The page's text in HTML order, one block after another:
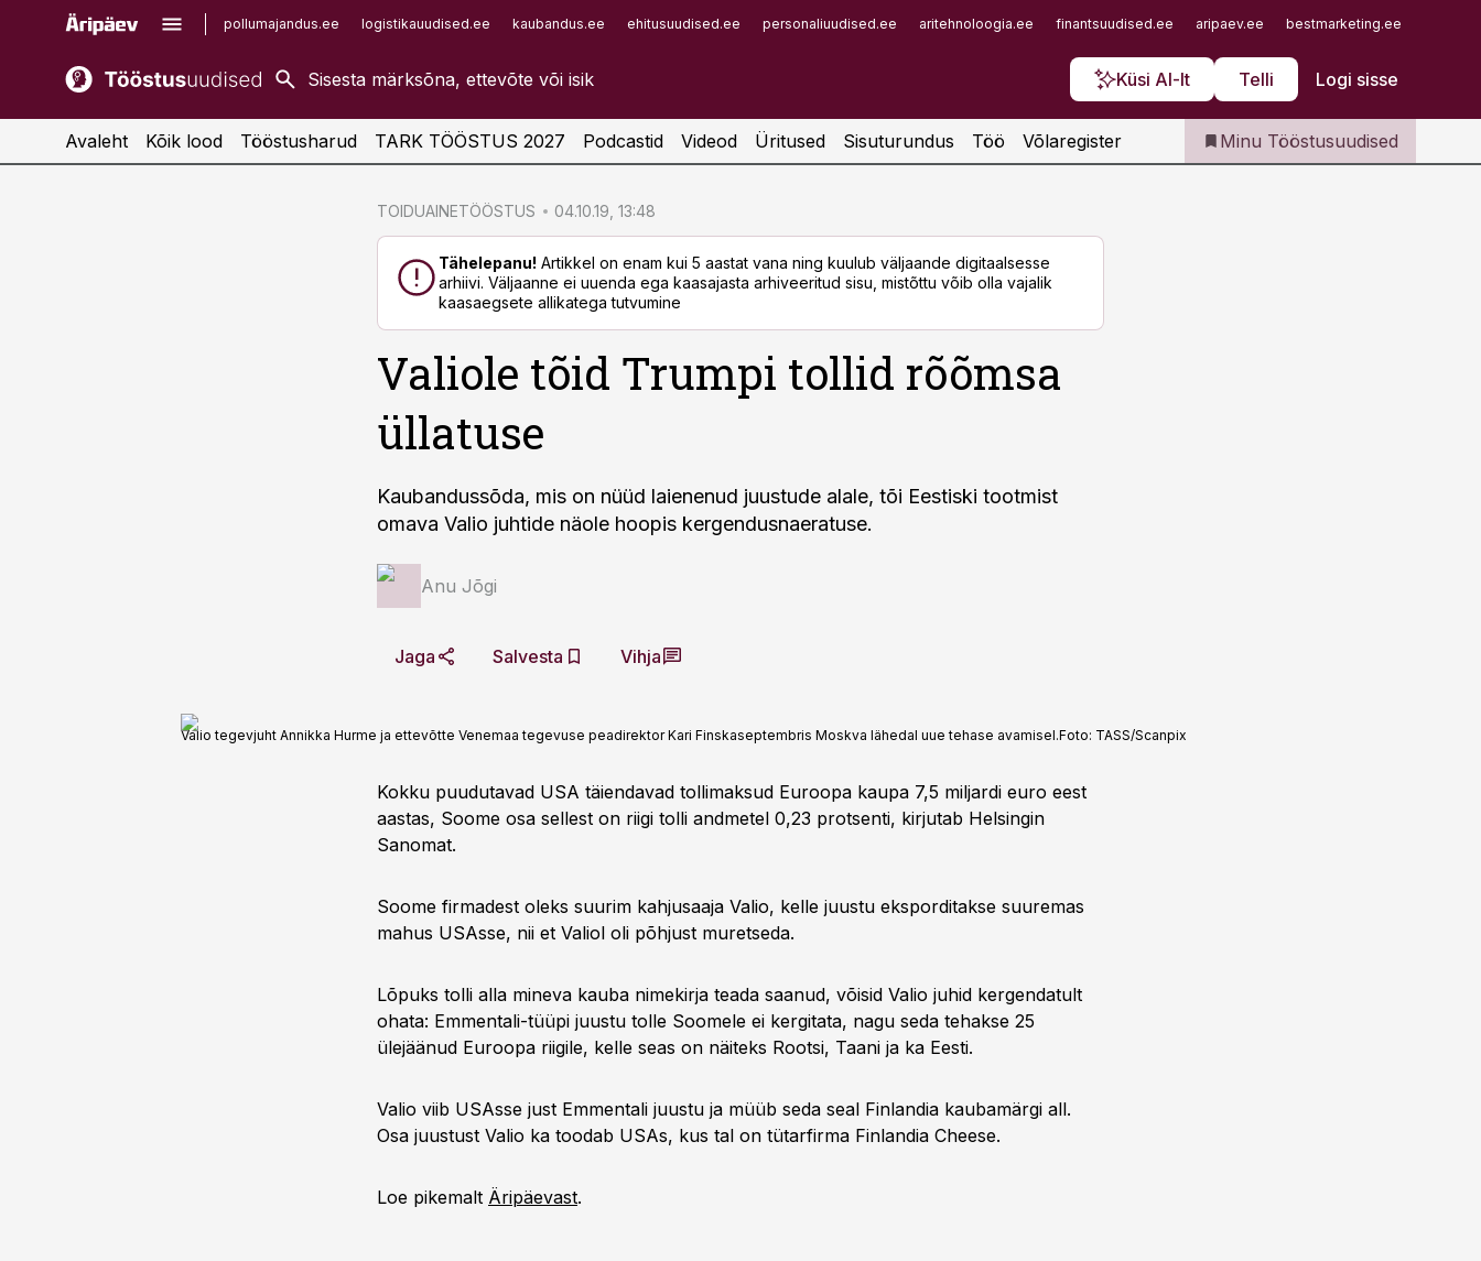
pollumajandus.ee logistikauudised.ee kaubandus.ee ehitusuudised.ee personaliuudised.ee aritehnoloogia.ee finantsuudised.ee aripaev.ee bestmarketing.ee
Küsi AI-lt Telli Logi sisse
kaubandus.ee
kinnisvarauudised.ee
imelineajalugu.ee
Infopank
Iseteenindus
Telli Tööstusuudised
Avaleht Kõik lood Tööstusharud TARK TÖÖSTUS 2027 Podcastid Videod Üritused Sisuturundus Töö Võlaregister Minu Tööstusuudised
TOIDUAINETÖÖSTUS 04.10.19, 13:48
Tähelepanu! Artikkel on enam kui 5 aastat vana ning kuulub väljaande digitaalsesse
arhiivi. Väljaanne ei uuenda ega kaasajasta arhiveeritud sisu, mistõttu võib olla vajalik
kaasaegsete allikatega tutvumine
Valiole tõid Trumpi tollid rõõmsa
üllatuse
Kaubandussõda, mis on nüüd laienenud juustude alale, tõi Eestiski tootmist
omava Valio juhtide näole hoopis kergendusnaeratuse.
Anu Jõgi
Jaga Salvesta Vihja
Valio tegevjuht Annikka Hurme ja ettevõtte Venemaa tegevuse peadirektor Kari Finskaseptembris Moskva lähedal uue tehase avamisel.Foto: TASS/Scanpix
Kokku puudutavad USA täiendavad tollimaksud Euroopa kaupa 7,5 miljardi euro eest
aastas, Soome osa sellest on riigi tolli andmetel 0,23 protsenti, kirjutab Helsingin
Sanomat.
Soome firmadest oleks suurim kahjusaaja Valio, kelle juustu eksporditakse suuremas
mahus USAsse, nii et Valiol oli põhjust muretseda.
Lõpuks tolli alla mineva kauba nimekirja teada saanud, võisid Valio juhid kergendatult
ohata: Emmentali-tüüpi juustu tolle Soomele ei kergitata, nagu seda tehakse 25
ülejäänud Euroopa riigile, kelle seas on näiteks Rootsi, Taani ja ka Eesti.
Valio viib USAsse just Emmentali juustu ja müüb seda seal Finlandia kaubamärgi all.
Osa juustust Valio ka toodab USAs, kus tal on tütarfirma Finlandia Cheese.
Loe pikemalt Äripäevast.